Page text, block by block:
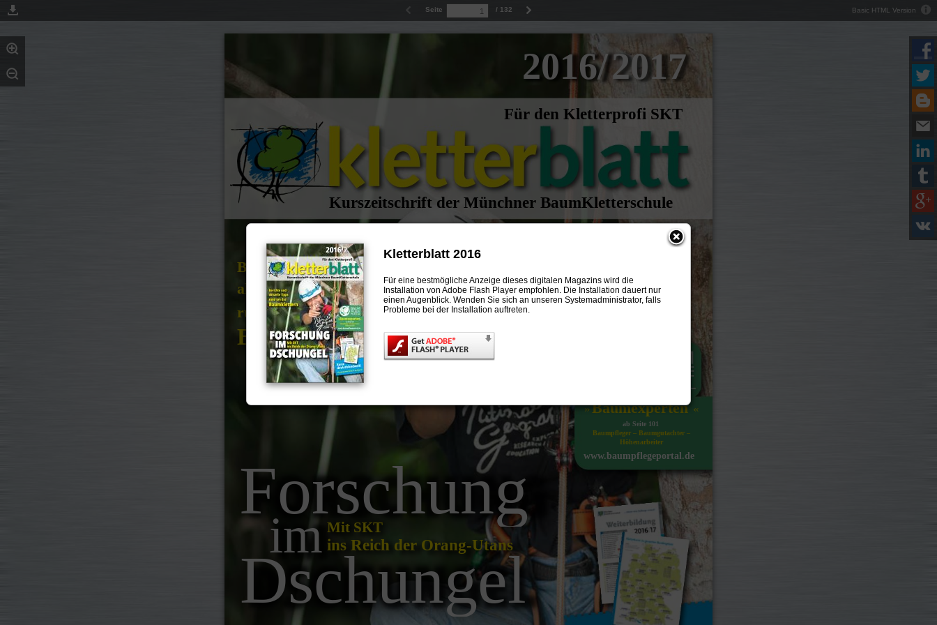
Basic HTML Version
Seite / 132
2016/
Für den Kletterprofi SKT
Kurszeitschrift der Münchner BaumKletterschule
2017
Berichte und
aktuelle Tipps
rund um das
Baumklettern
ab Seite 101
Baumpfleger – Baumgutachter –
Höhenarbeiter
www.baumpflegeportal.de
»Baumexperten «
Forschung
im
Dschungel
Mit SKT
ins Reich der Orang-Utans
Kletterblatt 2016
Für eine bestmögliche Anzeige dieses digitalen Magazins wird die
Installation von Adobe Flash Player empfohlen. Die Installation dauert nur
einen Augenblick. Wenden Sie sich an unseren Systemadministrator, falls
Probleme bei der Installation auftreten.